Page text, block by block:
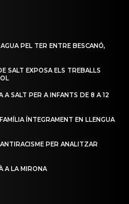
PEL TER ENTRE BESCANÓ,
SALT EXPOSA ELS TREBALLS
A SALT PER A INFANTS DE 8 A 12
ÍNTEGRAMENT EN LLENGUA
PER ANALITZAR
A LA MIRONA